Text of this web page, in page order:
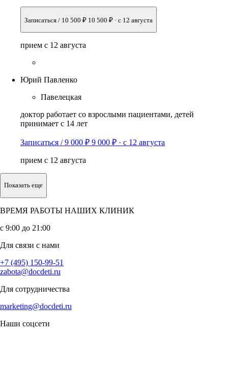
Записаться / 10 500 ₽ 10 500 ₽ · с 12 августа
прием с 12 августа
Юрий Павленко
Павелецкая
доктор работает со взрослыми пациентами, детей
принимает с 14 лет
Записаться / 9 000 ₽ 9 000 ₽ · с 12 августа
прием с 12 августа
Показать еще
ВРЕМЯ РАБОТЫ НАШИХ КЛИНИК
с 9:00 до 21:00
Для связи с нами
+7 (495) 150-99-51
zabota@docdeti.ru
Для сотрудничества
marketing@docdeti.ru
Наши соцсети